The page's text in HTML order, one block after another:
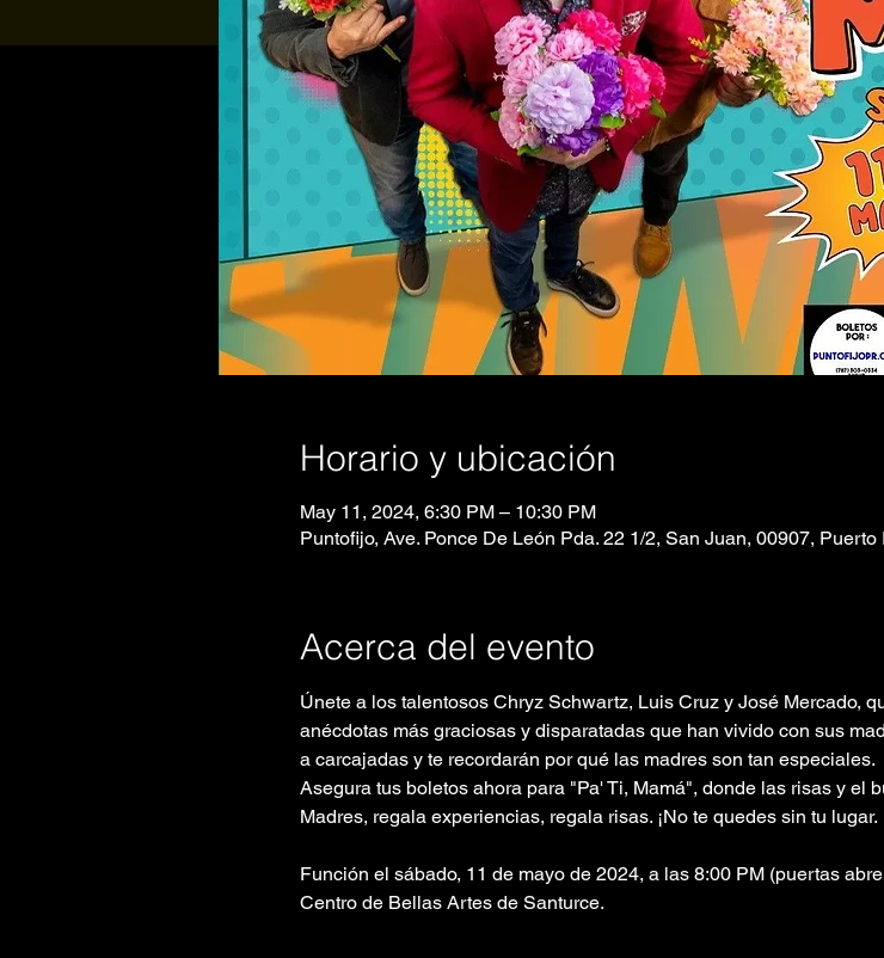
Horario y ubicación
May 11, 2024, 6:30 PM – 10:30 PM
Puntofijo, Ave. Ponce De León Pda. 22 1/2, San Juan, 00907, Puerto
Acerca del evento
Únete a los talentosos Chryz Schwartz, Luis Cruz y José Mercado,
anécdotas más graciosas y disparatadas que han vivido con sus
a carcajadas y te recordarán por qué las madres son tan especiales.
Asegura tus boletos ahora para "Pa' Ti, Mamá", donde las risas y el
Madres, regala experiencias, regala risas. ¡No te quedes sin tu lugar.
Función el sábado, 11 de mayo de 2024, a las 8:00 PM (puertas
Centro de Bellas Artes de Santurce.